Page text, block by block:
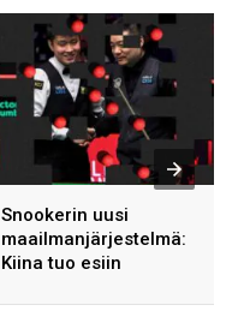
Snookerin uusi
maailmanjärjestelmä:
Kiina tuo esiin